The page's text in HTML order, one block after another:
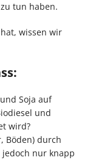
tun haben.
wissen wir
Soja auf
und
wird?
Böden) durch
nur knapp